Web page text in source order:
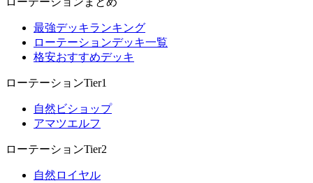
最強デッキランキング
ローテーションデッキ一覧
格安おすすめデッキ
ローテーションTier1
自然ビショップ
アマツエルフ
ローテーションTier2
自然ロイヤル